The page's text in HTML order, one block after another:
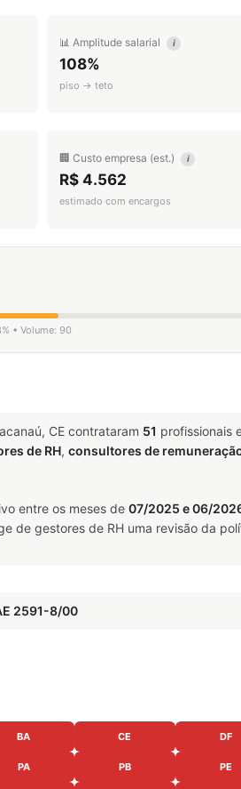
📊 Amplitude salarial i
108%
piso → teto
🏢 Custo empresa (est.) i
R$ 4.562
estimado com encargos
• Volume: 90
CE contrataram 51 profissionais
de RH, consultores de
entre os meses de 07/2025 e 06/
gestores de RH uma revisão da
2591-8/00
BA CE DF
PA PB PE